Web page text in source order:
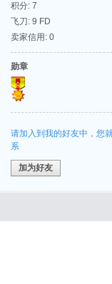
积分: 7
飞刀: 9 FD
卖家信用: 0
勋章
请加入到我的好友中，您
系
加为好友